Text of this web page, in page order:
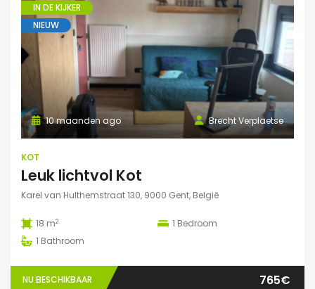
IN DE KIJKER
NIEUW
Brecht Verplaetse
10 maanden ago
KOT
Leuk lichtvol Kot
Karel van Hulthemstraat 130, 9000 Gent, België
18 m2 1 Bedroom
1 Bathroom
NU BESCHIKBAAR 765€